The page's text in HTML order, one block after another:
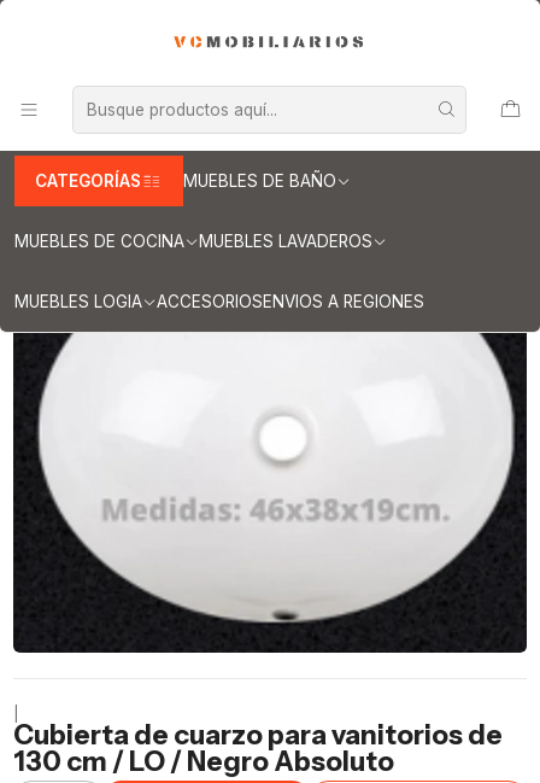
CATEGORÍAS MUEBLES DE BAÑO
MUEBLES DE COCINA MUEBLES LAVADEROS
MUEBLES LOGIA ACCESORIOSENVIOS A REGIONES
Cubiertas para vanitorios de 130 cm
Cubierta de cuarzo para vanitorios de 130 cm / LO / Negro
Absoluto
Cubierta de cuarzo para vanitorios de
130 cm / LO / Negro Absoluto